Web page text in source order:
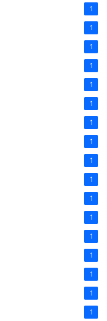
1
1
1
1
1
1
1
1
1
1
1
1
1
1
1
1
1